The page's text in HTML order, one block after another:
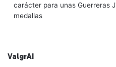
carácter para unas Guerreras
medallas
ValgrAI